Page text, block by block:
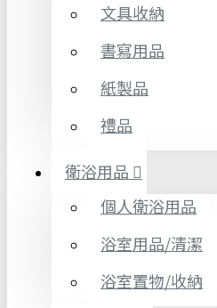
文具收納
書寫用品
紙製品
禮品
衛浴用品
個人衛浴用品
浴室用品/清潔
浴室置物/收納